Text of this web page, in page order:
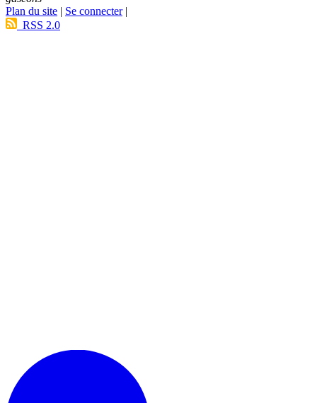
Plan du site | Se connecter|
RSS 2.0